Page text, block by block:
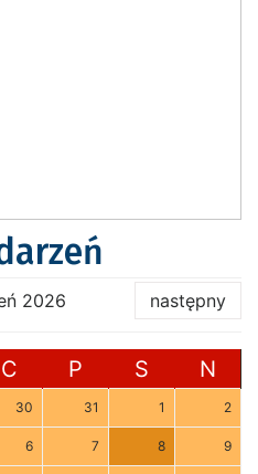
2026 następny
C P S N
30 31 1 2
6 7 8 9